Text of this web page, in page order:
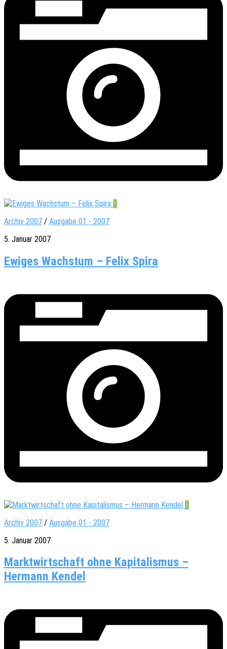
0
Archiv 2007 / Ausgabe 01 - 2007
5. Januar 2007
Ewiges Wachstum – Felix Spira
0
Archiv 2007 / Ausgabe 01 - 2007
5. Januar 2007
Marktwirtschaft ohne Kapitalismus –
Hermann Kendel